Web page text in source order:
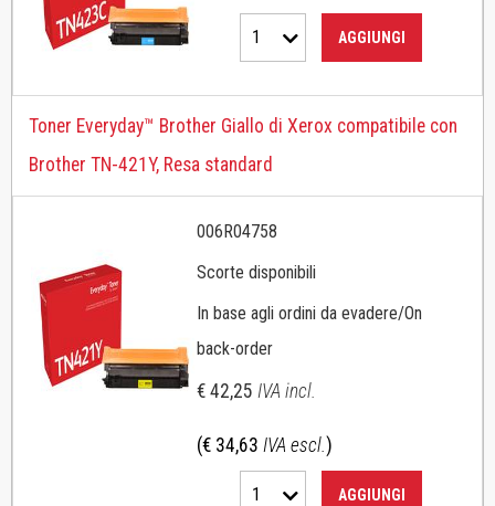
1 AGGIUNGI
Toner Everyday™ Brother Giallo di Xerox compatibile con
Brother TN-421Y, Resa standard
006R04758
Scorte disponibili
In base agli ordini da evadere/On
back-order
€ 42,25 IVA incl.
(€ 34,63 IVA escl.)
1 AGGIUNGI